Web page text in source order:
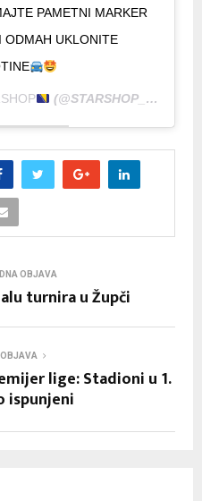
PAMETNI MARKER
ODMAH UKLONITE
(@STARSHOP_BA) ON
OBJAVA
turnira u Župči
OBJAVA
lige: Stadioni u 1.
ispunjeni